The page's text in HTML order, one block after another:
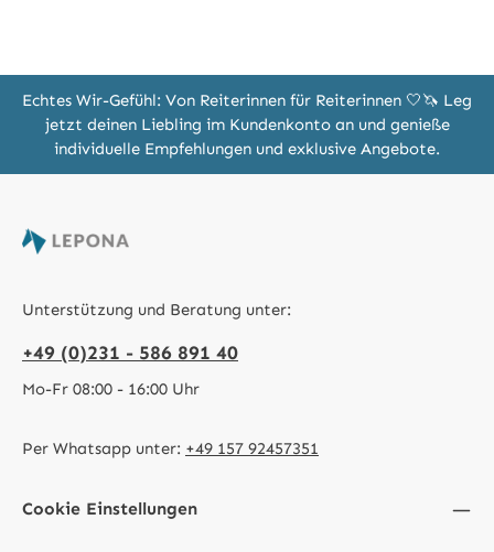
Echtes Wir-Gefühl: Von Reiterinnen für Reiterinnen 🤍🦄 Leg
jetzt deinen Liebling im Kundenkonto an und genieße
individuelle Empfehlungen und exklusive Angebote.
Unterstützung und Beratung unter:
+49 (0)231 - 586 891 40
Mo-Fr 08:00 - 16:00 Uhr
Per Whatsapp unter: +49 157 92457351
Cookie Einstellungen